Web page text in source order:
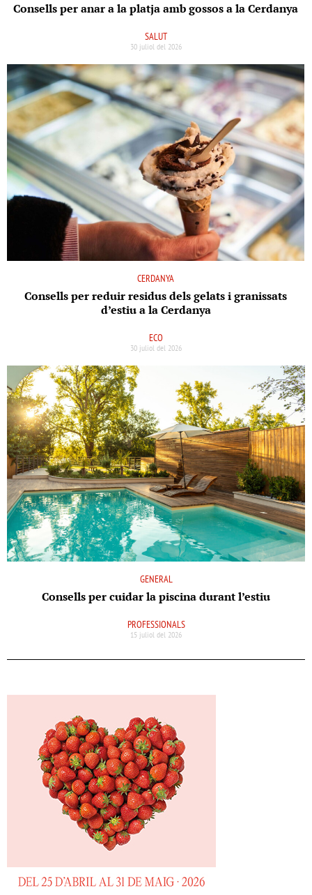
Consells per anar a la platja amb gossos a la Cerdanya
SALUT
30 juliol del 2026
CERDANYA
Consells per reduir residus dels gelats i granissats
d’estiu a la Cerdanya
ECO
30 juliol del 2026
GENERAL
Consells per cuidar la piscina durant l’estiu
PROFESSIONALS
15 juliol del 2026